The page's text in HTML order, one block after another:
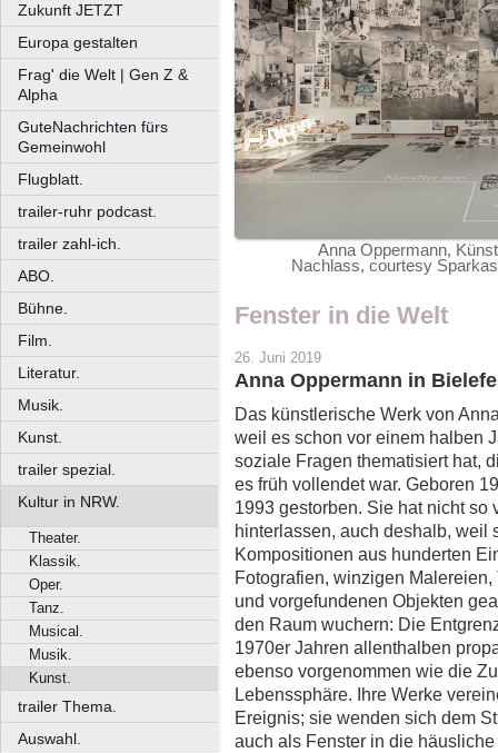
Zukunft JETZT
Europa gestalten
Frag' die Welt | Gen Z &
Alpha
GuteNachrichten fürs
Gemeinwohl
Flugblatt.
trailer-ruhr podcast.
trailer zahl-ich.
ABO.
Bühne.
Film.
Literatur.
Musik.
Kunst.
trailer spezial.
Kultur in NRW.
Theater.
Klassik.
Oper.
Tanz.
Musical.
Musik.
Kunst.
trailer Thema.
Auswahl.
Anna Oppermann,
Nachlass, courtesy
Fenster in die Welt
26. Juni 2019
Anna Oppermann in
Das künstlerische Werk von
weil es schon vor einem halben
soziale Fragen thematisiert hat,
es früh vollendet war. Geboren
1993 gestorben. Sie hat nicht
hinterlassen, auch deshalb, weil
Kompositionen aus hunderten
Fotografien, winzigen
und vorgefundenen Objekten
den Raum wuchern: Die
1970er Jahren allenthalben
ebenso vorgenommen wie die
Lebenssphäre. Ihre Werke
Ereignis; sie wenden sich dem
auch als Fenster in die häusliche